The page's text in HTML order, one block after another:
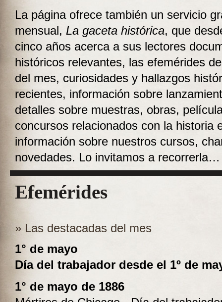
La página ofrece también un servicio
mensual, La gaceta histórica, que
cinco años acerca a sus lectores
históricos relevantes, las efemérides
del mes, curiosidades y hallazgos
recientes, información sobre
detalles sobre muestras, obras,
concursos relacionados con la historia
información sobre nuestros cursos,
novedades. Lo invitamos a recorrerla…
Efemérides
» Las destacadas del mes
1° de mayo
Día del trabajador desde el 1º de
1° de mayo de 1886